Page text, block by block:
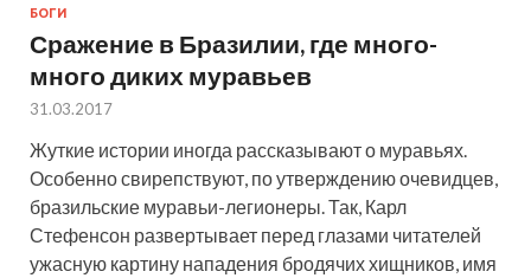
БОГИ
Сражение в Бразилии, где много-
много диких муравьев
31.03.2017
Жуткие истории иногда рассказывают о муравьях.
Особенно свирепствуют, по утверждению очевидцев,
бразильские муравьи-легионеры. Так, Карл
Стефенсон развертывает перед глазами читателей
ужасную картину нападения бродячих хищников, имя